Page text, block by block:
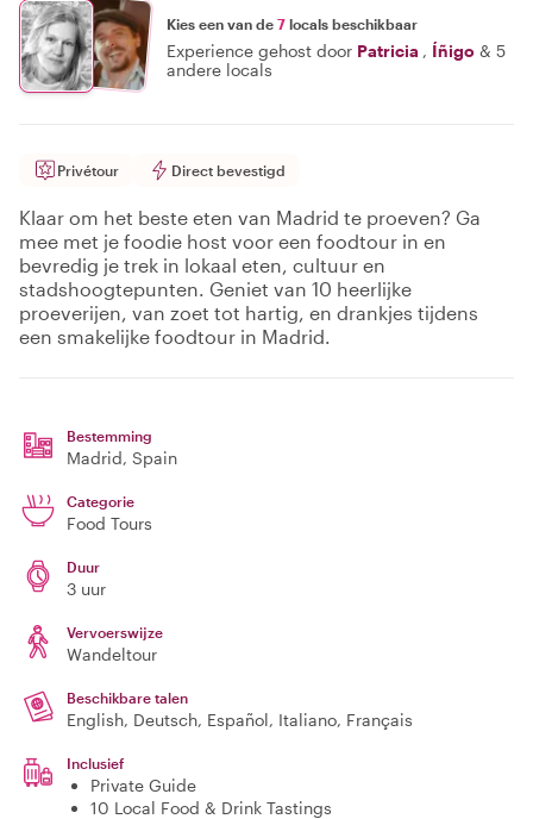
Kies een van de 7 locals beschikbaar
Experience gehost door Patricia , Íñigo & 5
andere locals
Privétour Direct bevestigd
Klaar om het beste eten van Madrid te proeven? Ga
mee met je foodie host voor een foodtour in en
bevredig je trek in lokaal eten, cultuur en
stadshoogtepunten. Geniet van 10 heerlijke
proeverijen, van zoet tot hartig, en drankjes tijdens
een smakelijke foodtour in Madrid.
Bestemming
Madrid, Spain
Categorie
Food Tours
Duur
3 uur
Vervoerswijze
Wandeltour
Beschikbare talen
English, Deutsch, Español, Italiano, Français
Inclusief
Private Guide
10 Local Food & Drink Tastings